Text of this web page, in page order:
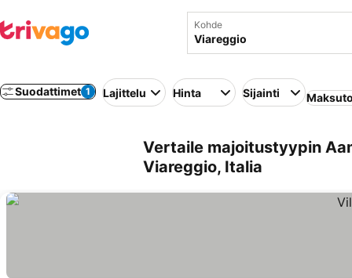
Kohde
Suodattimet 1 Lajittelu Hinta Sijainti
Vertaile majoitustyypin
Viareggio, Italia